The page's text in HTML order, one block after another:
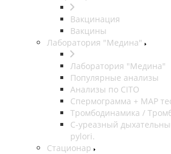
Вакцинация
Вакцины
Лаборатория "Медина"
Лаборатория "Медина"
Популярные анализы
Анализы по CITO
Спермограмма + МАР
Тромбодинамика /
С-уреазный
pylori.
Стационар